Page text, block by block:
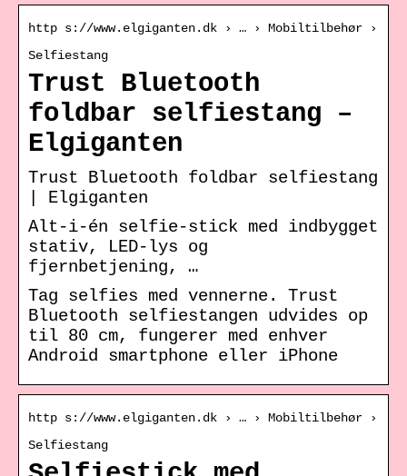
http s://www.elgiganten.dk › … › Mobiltilbehør ›
Selfiestang
Trust Bluetooth
foldbar selfiestang –
Elgiganten
Trust Bluetooth foldbar selfiestang
| Elgiganten
Alt-i-én selfie-stick med indbygget
stativ, LED-lys og
fjernbetjening, …
Tag selfies med vennerne. Trust
Bluetooth selfiestangen udvides op
til 80 cm, fungerer med enhver
Android smartphone eller iPhone
http s://www.elgiganten.dk › … › Mobiltilbehør ›
Selfiestang